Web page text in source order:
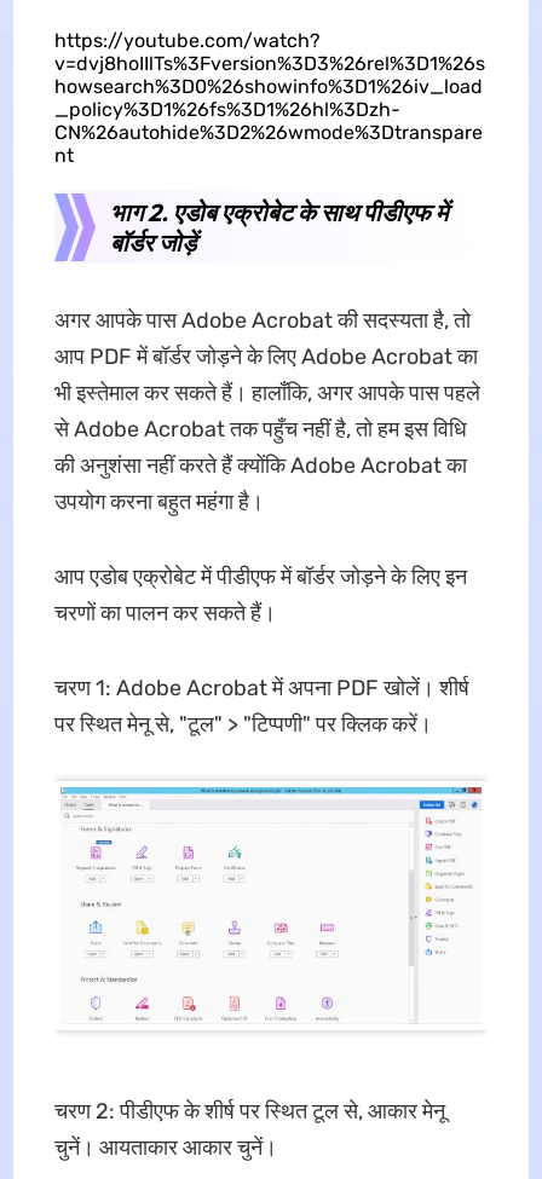
https://youtube.com/watch?
v=dvj8hoIIlTs%3Fversion%3D3%26rel%3D1%26s
howsearch%3D0%26showinfo%3D1%26iv_load
_policy%3D1%26fs%3D1%26hl%3Dzh-
CN%26autohide%3D2%26wmode%3Dtranspare
nt
भाग 2. एडोब एक्रोबेट के साथ पीडीएफ में
बॉर्डर जोड़ें
अगर आपके पास Adobe Acrobat की सदस्यता है, तो
आप PDF में बॉर्डर जोड़ने के लिए Adobe Acrobat का
भी इस्तेमाल कर सकते हैं। हालाँकि, अगर आपके पास पहले
से Adobe Acrobat तक पहुँच नहीं है, तो हम इस विधि
की अनुशंसा नहीं करते हैं क्योंकि Adobe Acrobat का
उपयोग करना बहुत महंगा है।
आप एडोब एक्रोबेट में पीडीएफ में बॉर्डर जोड़ने के लिए इन
चरणों का पालन कर सकते हैं।
चरण 1: Adobe Acrobat में अपना PDF खोलें। शीर्ष
पर स्थित मेनू से, "टूल" > "टिप्पणी" पर क्लिक करें।
चरण 2: पीडीएफ के शीर्ष पर स्थित टूल से, आकार मेनू
चुनें। आयताकार आकार चुनें।